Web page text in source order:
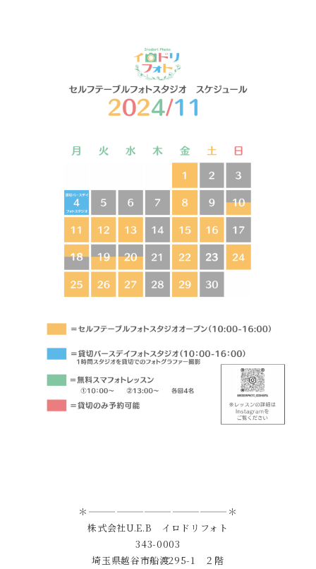
＊———————————————＊
株式会社U.E.B イロドリフォト
343-0003
埼玉県越谷市船渡295-1 ２階